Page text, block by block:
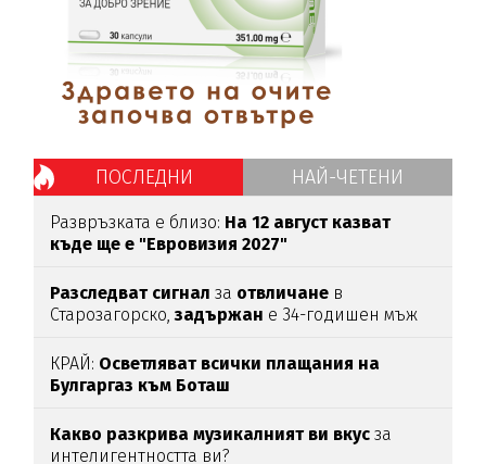
ПОСЛЕДНИ НАЙ-ЧЕТЕНИ
Развръзката е близо: На 12 август казват
къде ще е "Евровизия 2027"
Разследват сигнал за отвличане в
Старозагорско,задържан е 34-годишен мъж
КРАЙ: Осветляват всички плащания на
Булгаргаз към Боташ
Какво разкрива музикалният ви вкус за
интелигентността ви?